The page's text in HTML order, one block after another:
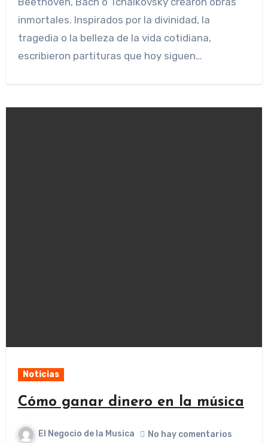
inmortales. Inspirados por la divinidad, la
tragedia o la belleza de la vida cotidiana,
escribieron partituras que hoy siguen…
Noticias
Cómo ganar dinero en la música
El Negocio de la Musica No hay comentarios